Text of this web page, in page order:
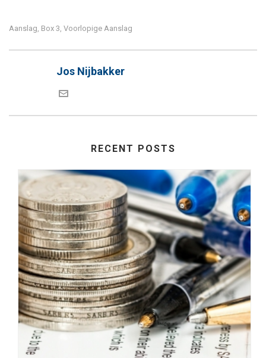
Aanslag, Box 3, Voorlopige Aanslag
Jos Nijbakker
RECENT POSTS